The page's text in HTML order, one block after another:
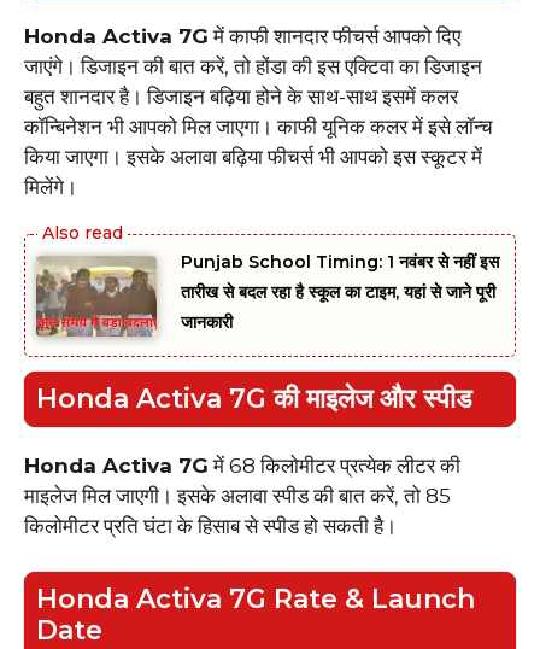
Honda Activa 7G में काफी शानदार फीचर्स आपको दिए
जाएंगे। डिजाइन की बात करें, तो होंडा की इस एक्टिवा का डिजाइन
बहुत शानदार है। डिजाइन बढ़िया होने के साथ-साथ इसमें कलर
कॉन्बिनेशन भी आपको मिल जाएगा। काफी यूनिक कलर में इसे लॉन्च
किया जाएगा। इसके अलावा बढ़िया फीचर्स भी आपको इस स्कूटर में
मिलेंगे।
Punjab School Timing: 1 नवंबर से नहीं इस
तारीख से बदल रहा है स्कूल का टाइम, यहां से जाने पूरी
जानकारी
Honda Activa 7G की‌ माइलेज और स्पीड
Honda Activa 7G में 68 किलोमीटर प्रत्येक लीटर की
माइलेज मिल जाएगी। इसके अलावा स्पीड की बात करें, तो 85
किलोमीटर प्रति घंटा के हिसाब से स्पीड हो सकती है।
Honda Activa 7G Rate & Launch
Date